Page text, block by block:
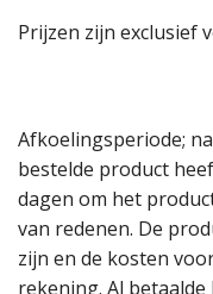
Prijzen zijn exclusief
Afkoelingsperiode;
bestelde product
dagen om het
van redenen. De
zijn en de kosten
rekening. Al